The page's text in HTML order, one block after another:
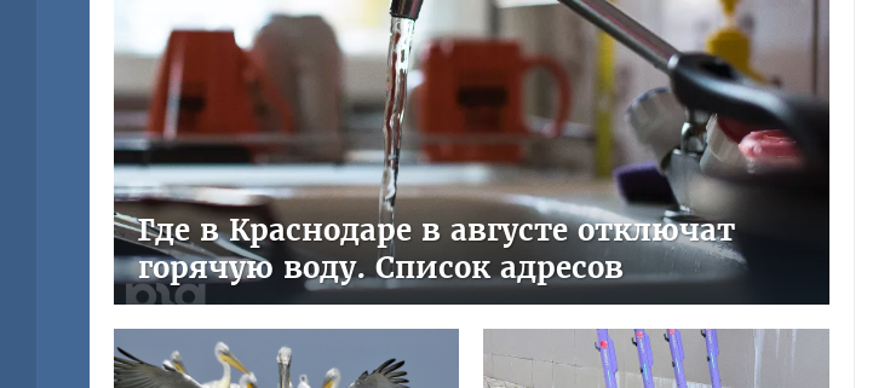
Где в Краснодаре в августе отключат
горячую воду. Список адресов